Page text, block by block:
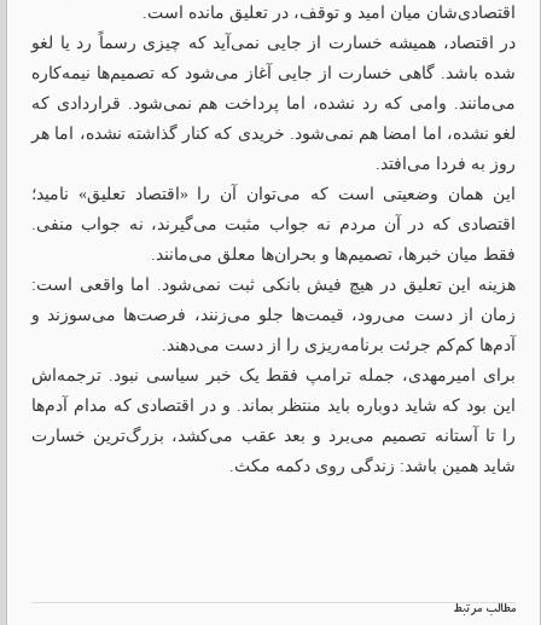
اقتصادی‌شان میان امید و توقف، در تعلیق مانده است.
در اقتصاد، همیشه خسارت از جایی نمی‌آید که چیزی رسماً رد یا لغو
شده باشد. گاهی خسارت از جایی آغاز می‌شود که تصمیم‌ها نیمه‌کاره
می‌مانند. وامی که رد نشده، اما پرداخت هم نمی‌شود. قراردادی که
لغو نشده، اما امضا هم نمی‌شود. خریدی که کنار گذاشته نشده، اما هر
روز به فردا می‌افتد.
این همان وضعیتی است که می‌توان آن را «اقتصاد تعلیق» نامید؛
اقتصادی که در آن مردم نه جواب مثبت می‌گیرند، نه جواب منفی.
فقط میان خبرها، تصمیم‌ها و بحران‌ها معلق می‌مانند.
هزینه این تعلیق در هیچ فیش بانکی ثبت نمی‌شود. اما واقعی است:
زمان از دست می‌رود، قیمت‌ها جلو می‌زنند، فرصت‌ها می‌سوزند و
آدم‌ها کم‌کم جرئت برنامه‌ریزی را از دست می‌دهند.
برای امیرمهدی، جمله ترامپ فقط یک خبر سیاسی نبود. ترجمه‌اش
این بود که شاید دوباره باید منتظر بماند. و در اقتصادی که مدام آدم‌ها
را تا آستانه تصمیم می‌برد و بعد عقب می‌کشد، بزرگ‌ترین خسارت
شاید همین باشد: زندگی روی دکمه مکث.
مطالب مرتبط